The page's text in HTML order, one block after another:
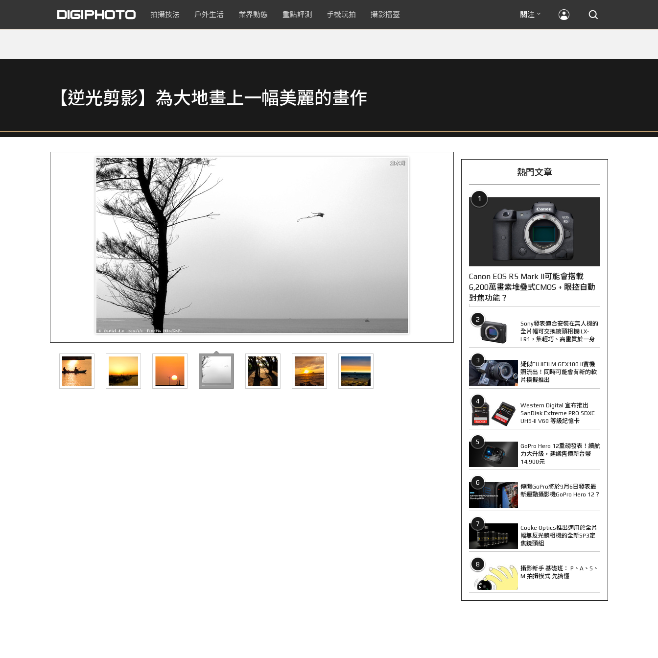
拍攝技法 戶外生活 業界動態 重點評測 手機玩拍 攝影擂臺 關注
【逆光剪影】為大地畫上一幅美麗的畫作
熱門文章
1
Canon EOS R5 Mark II可能會搭載
6,200萬畫素堆疊式CMOS + 眼控自動
對焦功能？
2
Sony發表適合安裝在無人機的
全片幅可交換鏡頭相機ILX-
LR1，集輕巧、高畫質於一身
3
疑似FUJIFILM GFX100 II實機
照流出！同時可能會有新的軟
片模擬推出
4
Western Digital 宣布推出
SanDisk Extreme PRO SDXC
UHS-II V60 等級記憶卡
5
GoPro Hero 12重磅發表！續航
力大升級，建議售價新台幣
14,900元
6
傳聞GoPro將於9月6日發表最
新運動攝影機GoPro Hero 12？
7
Cooke Optics推出適用於全片
幅無反光鏡相機的全新SP3定
焦鏡頭組
8
攝影新手 基礎班： P、A、S、
M 拍攝模式 先搞懂